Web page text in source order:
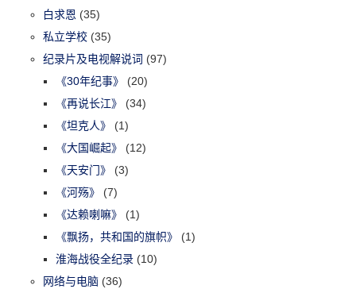
白求恩 (35)
私立学校 (35)
纪录片及电视解说词 (97)
《30年纪事》
(20)
《再说长江》
(34)
《坦克人》
(1)
《大国崛起》
(12)
《天安门》
(3)
《河殇》
(7)
《达赖喇嘛》
(1)
《飘扬，共和国的旗帜》
(1)
淮海战役全纪录 (10)
网络与电脑 (36)